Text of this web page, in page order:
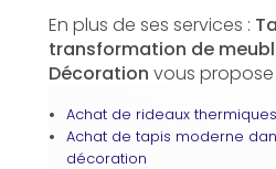
En plus de ses services :
transformation de
Décoration vous propose
Achat de rideaux thermiques
Achat de tapis moderne
décoration